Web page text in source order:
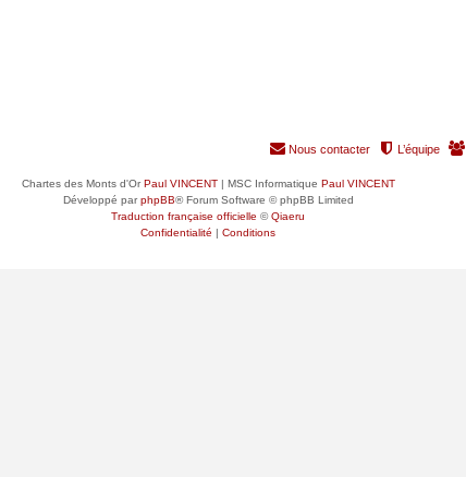
L’équipe
Nous contacter
Chartes des Monts d'OrPaul VINCENT| MSC Informatique Paul VINCENT
Développé parphpBB® Forum Software © phpBB Limited
Traduction française officielle ©Qiaeru
Confidentialité | Conditions